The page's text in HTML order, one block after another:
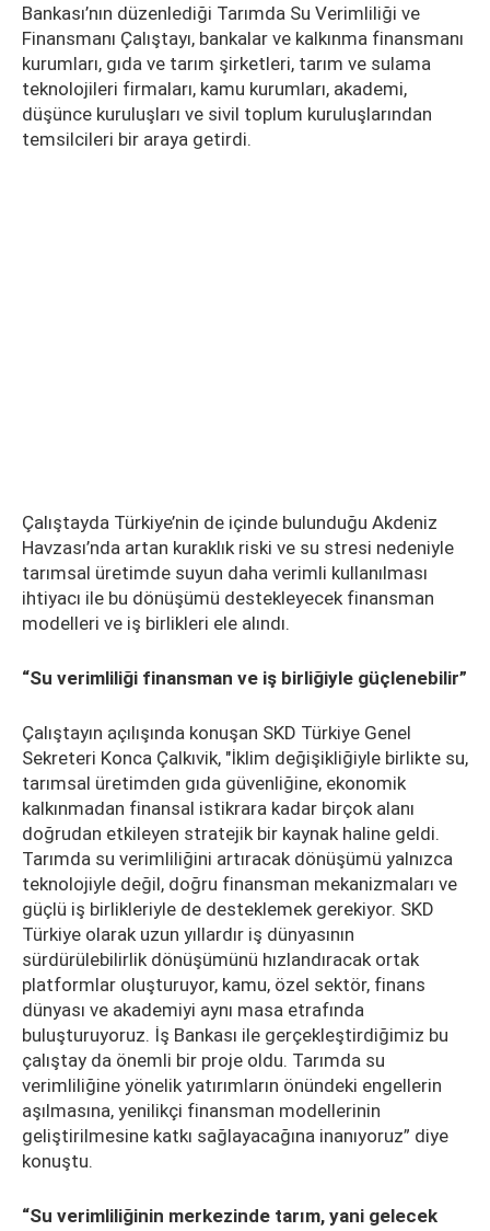
Bankası’nın düzenlediği Tarımda Su Verimliliği ve
Finansmanı Çalıştayı, bankalar ve kalkınma finansmanı
kurumları, gıda ve tarım şirketleri, tarım ve sulama
teknolojileri firmaları, kamu kurumları, akademi,
düşünce kuruluşları ve sivil toplum kuruluşlarından
temsilcileri bir araya getirdi.
Çalıştayda Türkiye’nin de içinde bulunduğu Akdeniz
Havzası’nda artan kuraklık riski ve su stresi nedeniyle
tarımsal üretimde suyun daha verimli kullanılması
ihtiyacı ile bu dönüşümü destekleyecek finansman
modelleri ve iş birlikleri ele alındı.
“Su verimliliği finansman ve iş birliğiyle güçlenebilir”
Çalıştayın açılışında konuşan SKD Türkiye Genel
Sekreteri Konca Çalkıvik, "İklim değişikliğiyle birlikte su,
tarımsal üretimden gıda güvenliğine, ekonomik
kalkınmadan finansal istikrara kadar birçok alanı
doğrudan etkileyen stratejik bir kaynak haline geldi.
Tarımda su verimliliğini artıracak dönüşümü yalnızca
teknolojiyle değil, doğru finansman mekanizmaları ve
güçlü iş birlikleriyle de desteklemek gerekiyor. SKD
Türkiye olarak uzun yıllardır iş dünyasının
sürdürülebilirlik dönüşümünü hızlandıracak ortak
platformlar oluşturuyor, kamu, özel sektör, finans
dünyası ve akademiyi aynı masa etrafında
buluşturuyoruz. İş Bankası ile gerçekleştirdiğimiz bu
çalıştay da önemli bir proje oldu. Tarımda su
verimliliğine yönelik yatırımların önündeki engellerin
aşılmasına, yenilikçi finansman modellerinin
geliştirilmesine katkı sağlayacağına inanıyoruz” diye
konuştu.
“Su verimliliğinin merkezinde tarım, yani gelecek